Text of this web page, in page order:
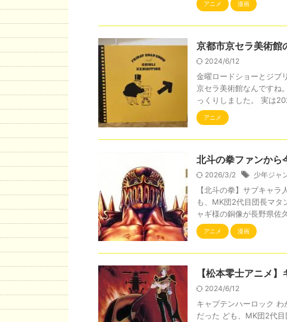
アニメ 漫画
京都市京セラ美術館
2024/6/12
金曜ロードショーとジブ
京セラ美術館なんですね
っくりしました。 実は
アニメ
北斗の拳ファンから
2026/3/2 少年ジャ
【北斗の拳】サブキャ
も、MK団2代目団長マタ
ャギ様の銅像が長野県佐
アニメ 漫画
【松本零士アニメ
2024/6/12
キャプテンハーロック
だった ども、MK団2代